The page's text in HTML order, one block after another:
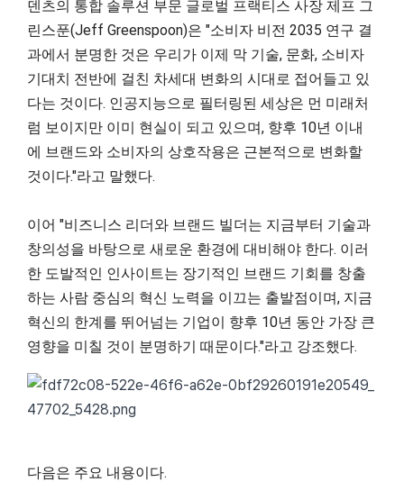
덴츠의 통합 솔루션 부문 글로벌 프랙티스 사장 제프 그
린스푼(Jeff Greenspoon)은 "소비자 비전 2035 연구 결
과에서 분명한 것은 우리가 이제 막 기술, 문화, 소비자
기대치 전반에 걸친 차세대 변화의 시대로 접어들고 있
다는 것이다. 인공지능으로 필터링된 세상은 먼 미래처
럼 보이지만 이미 현실이 되고 있으며, 향후 10년 이내
에 브랜드와 소비자의 상호작용은 근본적으로 변화할
것이다."라고 말했다.
이어 "비즈니스 리더와 브랜드 빌더는 지금부터 기술과
창의성을 바탕으로 새로운 환경에 대비해야 한다. 이러
한 도발적인 인사이트는 장기적인 브랜드 기회를 창출
하는 사람 중심의 혁신 노력을 이끄는 출발점이며, 지금
혁신의 한계를 뛰어넘는 기업이 향후 10년 동안 가장 큰
영향을 미칠 것이 분명하기 때문이다."라고 강조했다.
다음은 주요 내용이다.